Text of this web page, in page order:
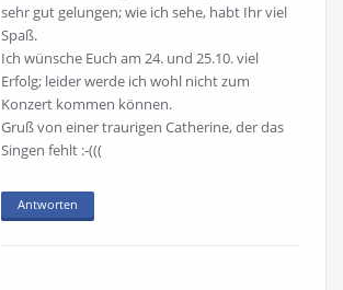
sehr gut gelungen; wie ich sehe, habt Ihr viel
Spaß.
Ich wünsche Euch am 24. und 25.10. viel
Erfolg; leider werde ich wohl nicht zum
Konzert kommen können.
Gruß von einer traurigen Catherine, der das
Singen fehlt :-(((
Antworten